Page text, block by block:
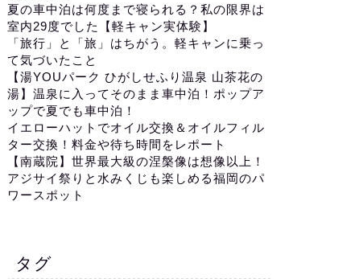
夏の車中泊は何度まで寝られる？私の限界は
室内29度でした【軽キャン実体験】
「旅行」と「旅」はちがう。軽キャンに乗っ
て気づいたこと
【湯YOUパーク ひがしせふり温泉 山茶花の
湯】温泉に入ってそのまま車中泊！ポップア
ップで夏でも車中泊！
イエローハットでオイル交換＆オイルフィル
ター交換！料金や待ち時間をレポート
【南蔵院】世界最大級の涅槃像は想像以上！
アジサイ祭りと水みくじも楽しめる福岡のパ
ワースポット
タグ